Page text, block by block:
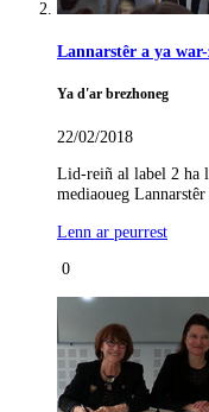
Lannarstêr a ya
Ya d'ar brezhoneg
22/02/2018
Lid-reiñ al label 2 ha
mediaoueg
Lenn ar peurrest
0